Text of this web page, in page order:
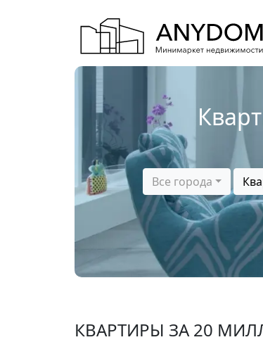
Все города
КВАРТИРЫ ЗА 20